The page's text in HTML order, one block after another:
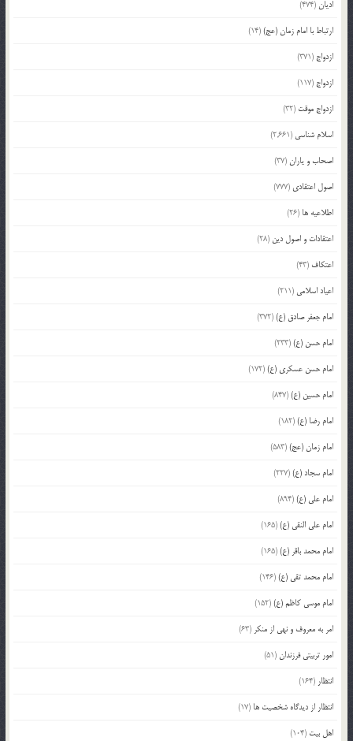
ادیان(474)
ارتباط با امام زمان (عج)(14)
ازدواج (371)
ازدواج (117)
ازدواج موقت (32)
اسلام شناسی (2,661)
اصحاب و یاران(37)
اصول اعتقادی (777)
اطلاعیه ها (26)
اعتقادات و اصول دین (28)
اعتکاف (43)
اعیاد اسلامی (211)
امام جعفر صادق (ع)(372)
امام حسن (ع)(233)
امام حسن عسکری (ع)(172)
امام حسین (ع)(847)
امام رضا (ع)(182)
امام زمان (عج)(583)
امام سجاد (ع)(227)
امام علی (ع)(894)
امام علی النقی (ع)(165)
امام محمد باقر (ع)(165)
امام محمد تقی (ع)(146)
امام موسی کاظم (ع)(152)
امر به معروف و نهی از منکر (63)
امور تربیتی فرزندان(51)
انتظار (164)
انتظار از دیدگاه شخصیت ها (17)
اهل بیت (104)